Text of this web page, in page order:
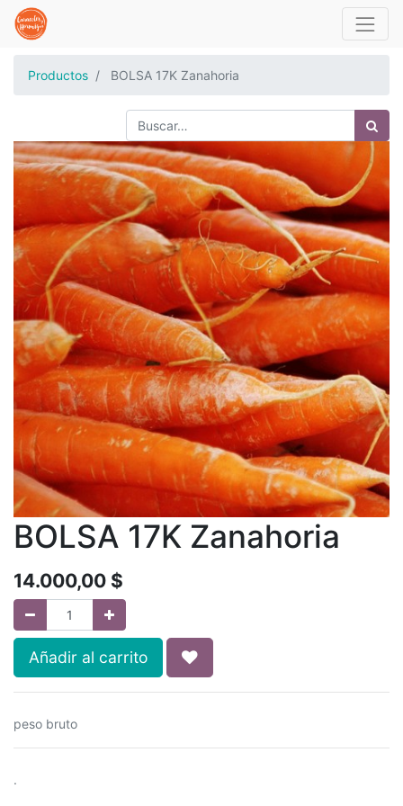
Productos BOLSA 17K Zanahoria
BOLSA 17K Zanahoria
14.000,00 $
Añadir al carrito
peso bruto
.